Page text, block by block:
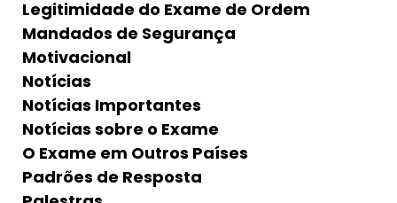
Legitimidade do Exame de Ordem
Mandados de Segurança
Motivacional
Notícias
Notícias Importantes
Notícias sobre o Exame
O Exame em Outros Países
Padrões de Resposta